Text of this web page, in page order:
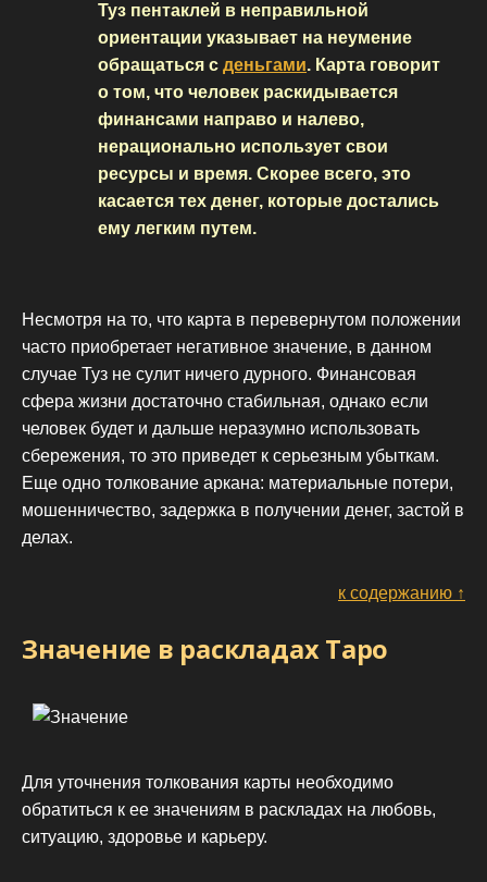
Туз пентаклей в неправильной
ориентации указывает на неумение
обращаться с деньгами. Карта говорит
о том, что человек раскидывается
финансами направо и налево,
нерационально использует свои
ресурсы и время. Скорее всего, это
касается тех денег, которые достались
ему легким путем.
Несмотря на то, что карта в перевернутом положении
часто приобретает негативное значение, в данном
случае Туз не сулит ничего дурного. Финансовая
сфера жизни достаточно стабильная, однако если
человек будет и дальше неразумно использовать
сбережения, то это приведет к серьезным убыткам.
Еще одно толкование аркана: материальные потери,
мошенничество, задержка в получении денег, застой в
делах.
к содержанию ↑
Значение в раскладах Таро
Для уточнения толкования карты необходимо
обратиться к ее значениям в раскладах на любовь,
ситуацию, здоровье и карьеру.